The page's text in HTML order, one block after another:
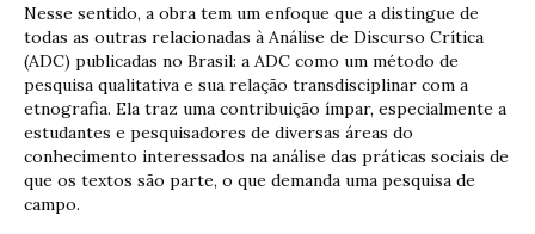
Nesse sentido, a obra tem um enfoque que a distingue de
todas as outras relacionadas à Análise de Discurso Crítica
(ADC) publicadas no Brasil: a ADC como um método de
pesquisa qualitativa e sua relação transdisciplinar com a
etnografia. Ela traz uma contribuição ímpar, especialmente a
estudantes e pesquisadores de diversas áreas do
conhecimento interessados na análise das práticas sociais de
que os textos são parte, o que demanda uma pesquisa de
campo.